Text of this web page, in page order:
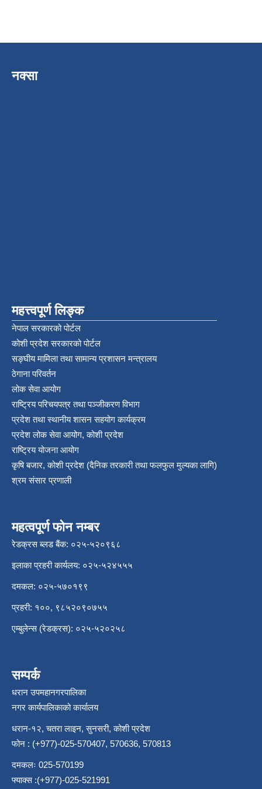
नक्सा
महत्त्वपूर्ण लिङ्क
नेपाल सरकारको पोर्टल
कोशी प्रदेश सरकारको पोर्टल
सङ्‍घीय मामिला तथा सामान्य प्रशासन मन्त्रालय
ठेगाना परिवर्तन
लोक सेवा आयोग
राष्ट्रिय परिचयपत्र तथा पञ्‍जीकरण विभाग
प्रदेश तथा स्थानीय शासन सहयोग कार्यक्रम
प्रदेश लोक सेवा आयोग, कोशी प्रदेश
राष्ट्रिय योजना आयोग
कृषि बजार, कोशी प्रदेश (दैनिक तरकारी तथा फलफुल मुल्यका लागि)
श्रम संसार प्रणाली
महत्वपूर्ण फोन नम्बर
रेडक्रस ब्लड बैंक: ०२५-५२०९६८
इलाका प्रहरी कार्यलय: ०२५-५२४५५५
दमकल: ०२५-५७०१९९
प्रहरी: १००, ९८५२०९०७५५
एम्बुलेन्स (रेडक्रस): ०२५-५२०२५८
सम्पर्क
धरान उपमहानगरपालिका
नगर कार्यपालिकाको कार्यालय
धरान-१२, चतरा लाइन, सुनसरी, कोशी प्रदेश
फोन : (+977)-025-570407, 570636, 570813
दमकलः 025-570199
फ्याक्स :(+977)-025-521991